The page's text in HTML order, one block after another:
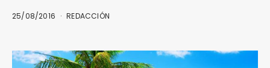
25/08/2016 REDACCIÓN